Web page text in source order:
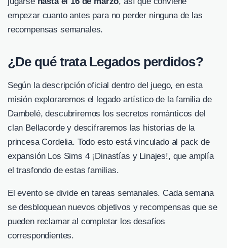
empezar cuanto antes para no perder ninguna de las
recompensas semanales.
¿De qué trata Legados perdidos?
Según la descripción oficial dentro del juego, en esta
misión exploraremos el legado artístico de la familia de
Dambelé, descubriremos los secretos románticos del
clan Bellacorde y descifraremos las historias de la
princesa Cordelia. Todo esto está vinculado al pack de
expansión Los Sims 4 ¡Dinastías y Linajes!, que amplía
el trasfondo de estas familias.
El evento se divide en tareas semanales. Cada semana
se desbloquean nuevos objetivos y recompensas que se
pueden reclamar al completar los desafíos
correspondientes.